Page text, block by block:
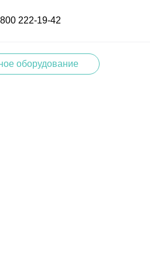
222-19-42
оборудование